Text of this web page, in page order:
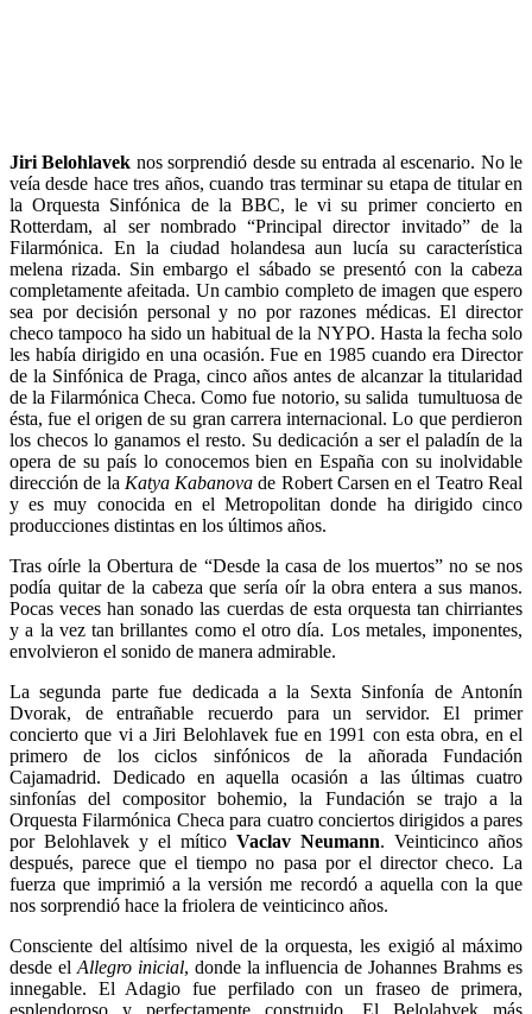
Jiri Belohlavek nos sorprendió desde su entrada al escenario. No le
veía desde hace tres años, cuando tras terminar su etapa de titular en
la Orquesta Sinfónica de la BBC, le vi su primer concierto en
Rotterdam, al ser nombrado “Principal director invitado” de la
Filarmónica. En la ciudad holandesa aun lucía su característica
melena rizada. Sin embargo el sábado se presentó con la cabeza
completamente afeitada. Un cambio completo de imagen que espero
sea por decisión personal y no por razones médicas. El director
checo tampoco ha sido un habitual de la NYPO. Hasta la fecha solo
les había dirigido en una ocasión. Fue en 1985 cuando era Director
de la Sinfónica de Praga, cinco años antes de alcanzar la titularidad
de la Filarmónica Checa. Como fue notorio, su salida tumultuosa de
ésta, fue el origen de su gran carrera internacional. Lo que perdieron
los checos lo ganamos el resto. Su dedicación a ser el paladín de la
opera de su país lo conocemos bien en España con su inolvidable
dirección de la Katya Kabanova de Robert Carsen en el Teatro Real
y es muy conocida en el Metropolitan donde ha dirigido cinco
producciones distintas en los últimos años.
Tras oírle la Obertura de “Desde la casa de los muertos” no se nos
podía quitar de la cabeza que sería oír la obra entera a sus manos.
Pocas veces han sonado las cuerdas de esta orquesta tan chirriantes
y a la vez tan brillantes como el otro día. Los metales, imponentes,
envolvieron el sonido de manera admirable.
La segunda parte fue dedicada a la Sexta Sinfonía de Antonín
Dvorak, de entrañable recuerdo para un servidor. El primer
concierto que vi a Jiri Belohlavek fue en 1991 con esta obra, en el
primero de los ciclos sinfónicos de la añorada Fundación
Cajamadrid. Dedicado en aquella ocasión a las últimas cuatro
sinfonías del compositor bohemio, la Fundación se trajo a la
Orquesta Filarmónica Checa para cuatro conciertos dirigidos a pares
por Belohlavek y el mítico Vaclav Neumann. Veinticinco años
después, parece que el tiempo no pasa por el director checo. La
fuerza que imprimió a la versión me recordó a aquella con la que
nos sorprendió hace la friolera de veinticinco años.
Consciente del altísimo nivel de la orquesta, les exigió al máximo
desde el Allegro inicial, donde la influencia de Johannes Brahms es
innegable. El Adagio fue perfilado con un fraseo de primera,